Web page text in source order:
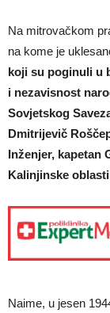
Na mitrovačkom
na kome je
koji su poginuli u
i nezavisnost
Sovjetskog
Dmitrijevič
Inženjer, kapetan
Kalinjinske oblasti
Naime, u jesen